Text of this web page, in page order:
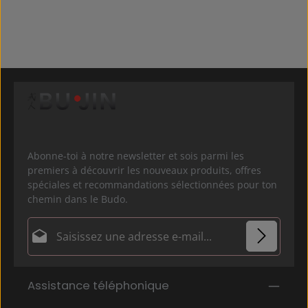
Abonne-toi à notre newsletter et sois parmi les
premiers à découvrir les nouveaux produits, offres
spéciales et recommandations sélectionnées pour ton
chemin dans le Budo.
Adresse e-mail*
En sélectionnant Continuer, vous confirmez que
Les champs marqués d'un astérisque (*) sont
obligatoires.
Assistance téléphonique